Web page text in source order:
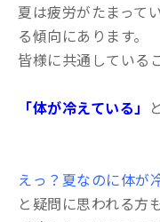
夏は疲労がたまって
る傾向にあります。
皆様に共通している
「体が冷えている」
えっ？夏なのに体が
と疑問に思われる方